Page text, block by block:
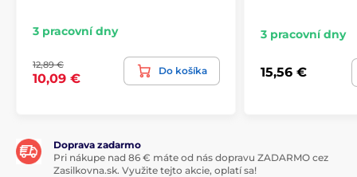
3 pracovní dny
12,89 €
10,09 €
Do košíka
3 pracovní dny
15,56 €
Doprava zadarmo
Pri nákupe nad 86 € máte od nás dopravu ZADARMO cez
Zasilkovna.sk. Využite tejto akcie, oplatí sa!